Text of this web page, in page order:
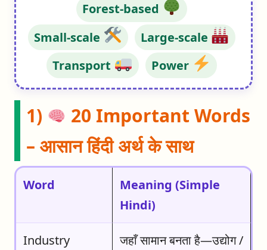
Forest-based
Small-scale
Large-scale
Transport
Power
1)
20 Important Words
– आसान हिंदी अर्थ के साथ
Word
Meaning (Simple
Hindi)
Industry
जहाँ सामान बनता है—उद्योग /